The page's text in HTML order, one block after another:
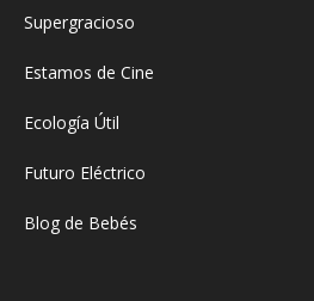
Supergracioso
Estamos de Cine
Ecología Útil
Futuro Eléctrico
Blog de Bebés